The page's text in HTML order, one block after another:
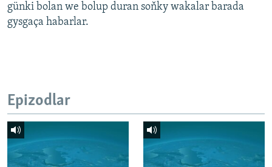
günki bolan we bolup duran soňky wakalar barada
gysgaça habarlar.
Epizodlar